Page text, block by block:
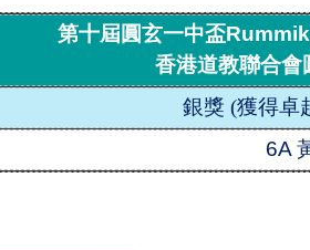
第十屆圓玄一中盃
香港道教聯合會
銀獎 (獲得卓
6A